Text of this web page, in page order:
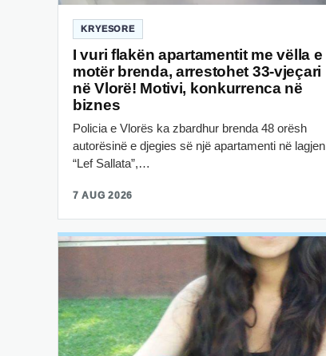
KRYESORE
I vuri flakën apartamentit me vëlla e
motër brenda, arrestohet 33-vjeçari
në Vlorë! Motivi, konkurrenca në
biznes
Policia e Vlorës ka zbardhur brenda 48 orësh
autorësinë e djegies së një apartamenti në lagjen
“Lef Sallata”,…
7 AUG 2026